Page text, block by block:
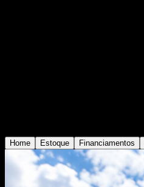
Home Estoque Financiamentos